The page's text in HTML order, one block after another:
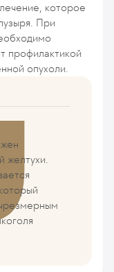
которое
При
профилактикой
опухоли.
желтухи.